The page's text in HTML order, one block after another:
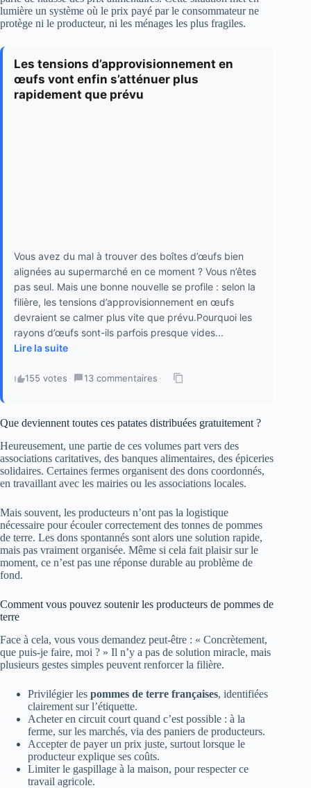
lumière un système où le prix payé par le consommateur ne
protège ni le producteur, ni les ménages les plus fragiles.
Les tensions d’approvisionnement en
œufs vont enfin s’atténuer plus
rapidement que prévu
Vous avez du mal à trouver des boîtes d’œufs bien
alignées au supermarché en ce moment ? Vous n’êtes
pas seul. Mais une bonne nouvelle se profile : selon la
filière, les tensions d’approvisionnement en œufs
devraient se calmer plus vite que prévu.Pourquoi les
rayons d’œufs sont-ils parfois presque vides...
Lire la suite
155 votes · 13 commentaires ·
Que deviennent toutes ces patates distribuées gratuitement ?
Heureusement, une partie de ces volumes part vers des
associations caritatives, des banques alimentaires, des épiceries
solidaires. Certaines fermes organisent des dons coordonnés,
en travaillant avec les mairies ou les associations locales.
Mais souvent, les producteurs n’ont pas la logistique
nécessaire pour écouler correctement des tonnes de pommes
de terre. Les dons spontannés sont alors une solution rapide,
mais pas vraiment organisée. Même si cela fait plaisir sur le
moment, ce n’est pas une réponse durable au problème de
fond.
Comment vous pouvez soutenir les producteurs de pommes de
terre
Face à cela, vous vous demandez peut-être : « Concrètement,
que puis-je faire, moi ? » Il n’y a pas de solution miracle, mais
plusieurs gestes simples peuvent renforcer la filière.
Privilégier les pommes de terre françaises, identifiées
clairement sur l’étiquette.
Acheter en circuit court quand c’est possible : à la
ferme, sur les marchés, via des paniers de producteurs.
Accepter de payer un prix juste, surtout lorsque le
producteur explique ses coûts.
Limiter le gaspillage à la maison, pour respecter ce
travail agricole.